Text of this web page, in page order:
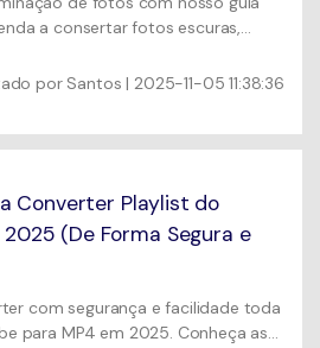
a consertar fotos escuras,
e uniforme usando as melhores
por Santos | 2025-11-05 11:38:36
Converter Playlist do
(De Forma Segura e
com segurança e facilidade toda
para MP4 em 2025. Conheça as